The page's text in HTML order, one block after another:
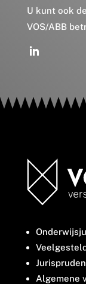
U kunt ook
VOS/ABB
Algemene